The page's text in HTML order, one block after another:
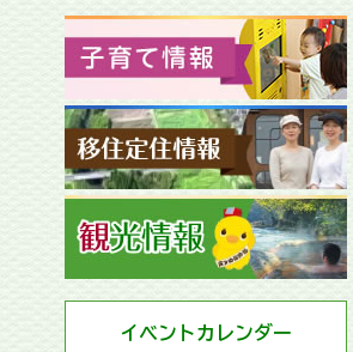
イベントカレンダー